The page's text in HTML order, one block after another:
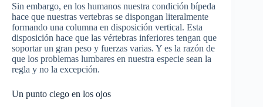
Sin embargo, en los humanos nuestra condición bípeda
hace que nuestras vertebras se dispongan literalmente
formando una columna en disposición vertical. Esta
disposición hace que las vértebras inferiores tengan que
soportar un gran peso y fuerzas varias. Y es la razón de
que los problemas lumbares en nuestra especie sean la
regla y no la excepción.
Un punto ciego en los ojos